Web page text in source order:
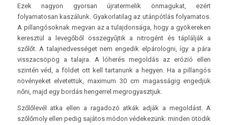
Ezek nagyon gyorsan újratermelik önmagukat, ezért
folyamatosan kaszálunk. Gyakorlatilag az utánpótlás folyamatos.
A pillangósoknak megvan az a tulajdonsága, hogy a gyökereken
keresztül a levegőből összegyűjtik a nitrogént és táplálják a
szőlőt. A talajnedvességet nem engedik elpárologni, így a pára
visszacsöpög a talajra. A lóherés megoldás az erózió ellen
szintén véd, a földet ott kell tartanunk a hegyen. Ha a pillangós
növényeket elvetettük, maximum 30 cm magasságig engedjük
nőni, majd egy bordás hengerrel megrogyasztjuk.
Szőlőlevél atka ellen a ragadozó atkák adják a megoldást. A
szőlőmoly ellen pedig sajátos módon védekezünk: minden ötödik